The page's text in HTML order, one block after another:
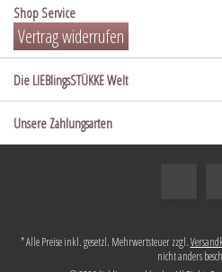
Shop Service
Vertrag widerrufen
Die LIEBlingsSTÜKKE Welt
Unsere Zahlungsarten
* Alle Preise inkl. gesetzl. Mehrwertsteuer zzgl.
nicht anders